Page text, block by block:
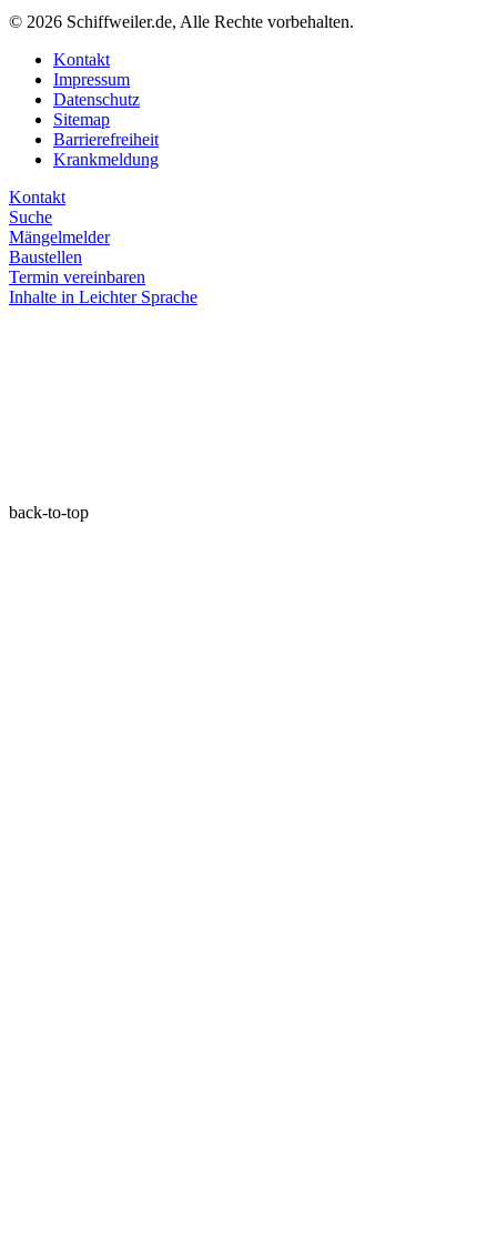
© 2026 Schiffweiler.de, Alle Rechte vorbehalten.
Kontakt
Impressum
Datenschutz
Sitemap
Barrierefreiheit
Krankmeldung
Kontakt
Suche
Mängelmelder
Baustellen
Termin vereinbaren
Inhalte in Leichter Sprache
back-to-top